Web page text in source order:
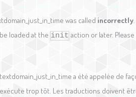
was called incorrectly
loaded at the init action or later.
a été appelée de
trop tôt. Les traductions doivent